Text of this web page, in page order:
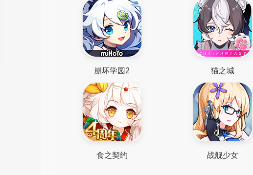
崩坏学园2 猫之城
食之契约 战舰少女